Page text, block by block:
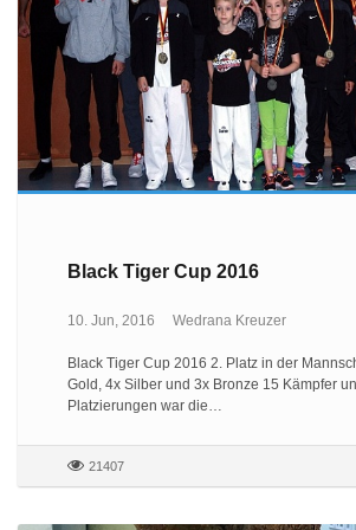
Black Tiger Cup 2016
10. Jun, 2016 Wedrana Kreuzer
Black Tiger Cup 2016 2. Platz in der
Gold, 4x Silber und 3x Bronze 15 Kämpfer
Platzierungen war die…
21407